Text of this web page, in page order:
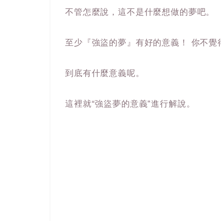
不管怎麼說，這不是什麼想做的夢吧。
至少『強盜的夢』有好的意義！ 你不覺
到底有什麼意義呢。
這裡就“強盜夢的意義”進行解說。